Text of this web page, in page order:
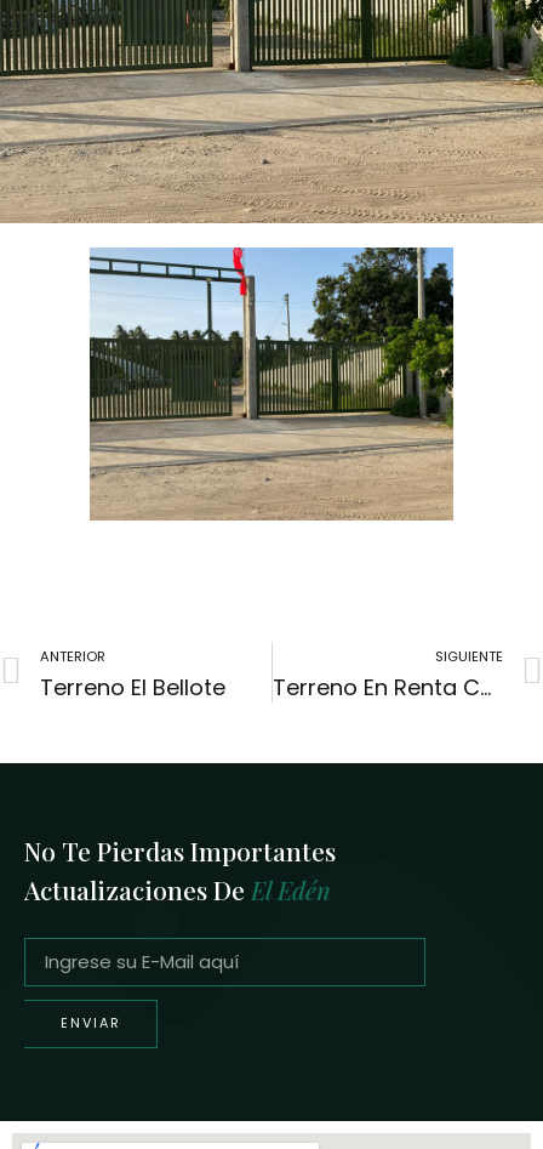
ANTERIOR
Terreno El Bellote
SIGUIENTE
Terreno En Renta Carret. Fed. Paraíso- Pto. Ceiba
No Te Pierdas Importantes
Actualizaciones De El Edén
ENVIAR